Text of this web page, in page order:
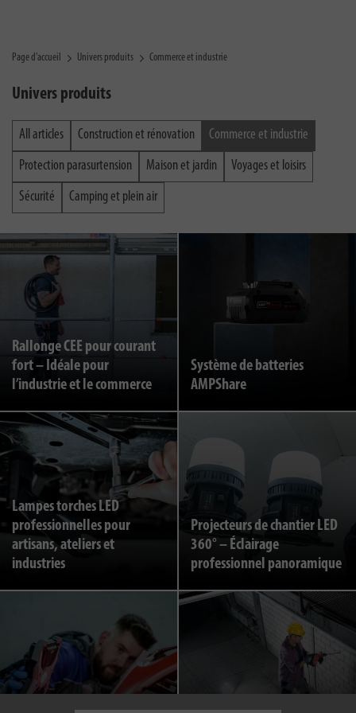
Page d'accueil Univers produits Commerce et industrie
Univers produits
All articles Construction et rénovation Commerce et industrie
Protection parasurtension Maison et jardin Voyages et loisirs
Sécurité Camping et plein air
Rallonge CEE pour courant
fort – Idéale pour
l’industrie et le commerce
Système de batteries
AMPShare
Lampes torches LED
professionnelles pour
artisans, ateliers et
industries
Projecteurs de chantier LED
360° – Éclairage
professionnel panoramique